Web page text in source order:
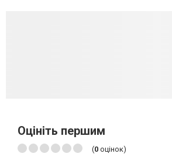
Оцініть першим
(0 оцінок)